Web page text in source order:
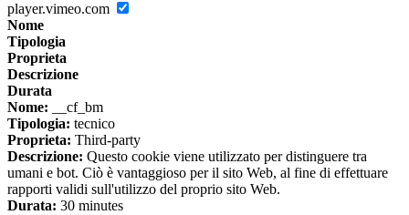
player.vimeo.com
Nome
Tipologia
Proprieta
Descrizione
Durata
Nome: __cf_bm
Tipologia: tecnico
Proprieta: Third-party
Descrizione: Questo cookie viene utilizzato per distinguere tra
umani e bot. Ciò è vantaggioso per il sito Web, al fine di effettuare
rapporti validi sull'utilizzo del proprio sito Web.
Durata: 30 minutes